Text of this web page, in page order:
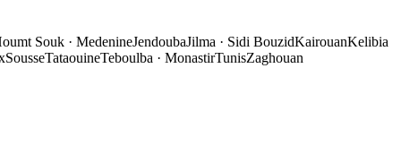
Souk · MedenineJendoubaJilma · Sidi BouzidKairouanKelibia
SousseTataouineTeboulba · MonastirTunisZaghouan